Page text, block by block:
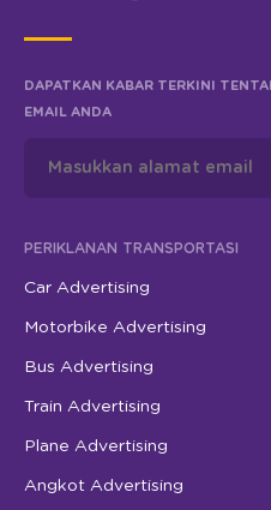
DAPATKAN KABAR TERKINI
EMAIL ANDA
PERIKLANAN TRANSPORTASI
Car Advertising
Motorbike Advertising
Bus Advertising
Train Advertising
Plane Advertising
Angkot Advertising